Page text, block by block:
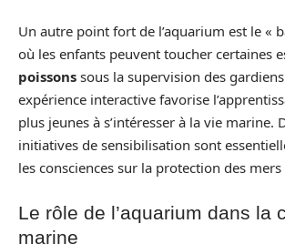
Un autre point fort de l’aquarium est le «
où les enfants peuvent toucher certaines
poissons sous la supervision des
expérience interactive favorise
plus jeunes à s’intéresser à la vie marine.
initiatives de sensibilisation sont
les consciences sur la protection des mers
Le rôle de l’aquarium dans la
marine